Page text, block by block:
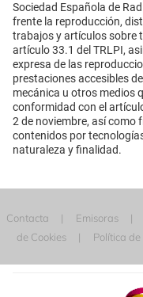
Sociedad Española de
frente la reproducción,
trabajos y artículos sobre
artículo 33.1 del TRLPI,
expresa de las
prestaciones accesibles
mecánica u otros medios
conformidad con el
2 de noviembre, así como
contenidos por
naturaleza y finalidad.
Contacta Emisoras
de Cookies
Política